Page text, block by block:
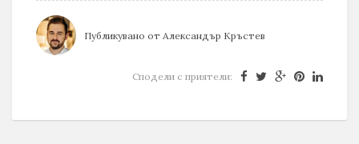
Публикувано от Александър Кръстев
Сподели с приятели: